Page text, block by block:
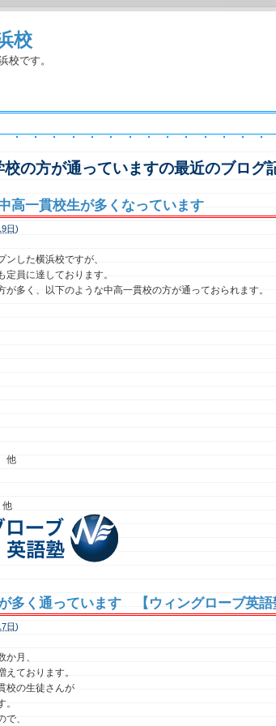
校
校です。
校の方が通っていますの最近のブログ
高一貫校生が多くなっています
日)
ンした横浜校ですが、
定員に達しております。
が多く、以下のような中高一貫校の方が通っておられます。
他
多く通っています 【ウィングローブ英語
日)
か月、
えております。
校の生徒さんが
で、